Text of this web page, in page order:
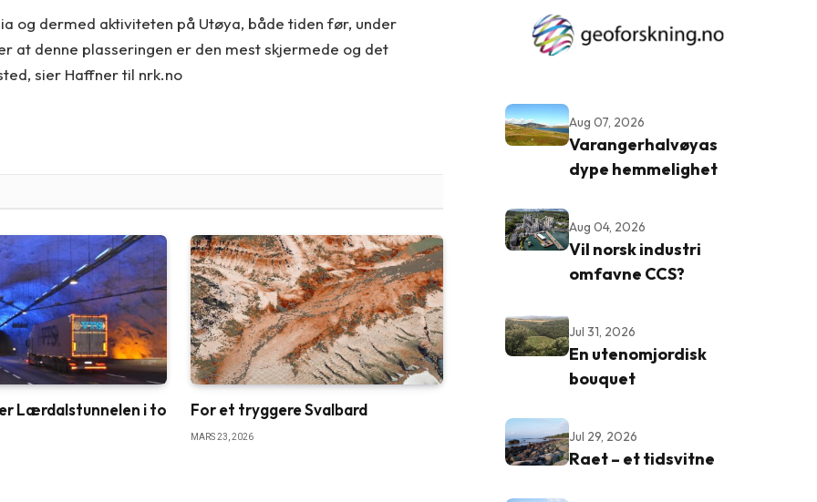
og dermed aktiviteten på Utøya, både tiden før, under
at denne plasseringen er den mest skjermede og det
sier Haffner til nrk.no
Lærdalstunnelen i to For et tryggere Svalbard
MARS 23, 2026
Aug 07, 2026
Varangerhalvøyas
dype hemmelighet
Aug 04, 2026
Vil norsk industri
omfavne CCS?
Jul 31, 2026
En utenomjordisk
bouquet
Jul 29, 2026
Raet – et tidsvitne